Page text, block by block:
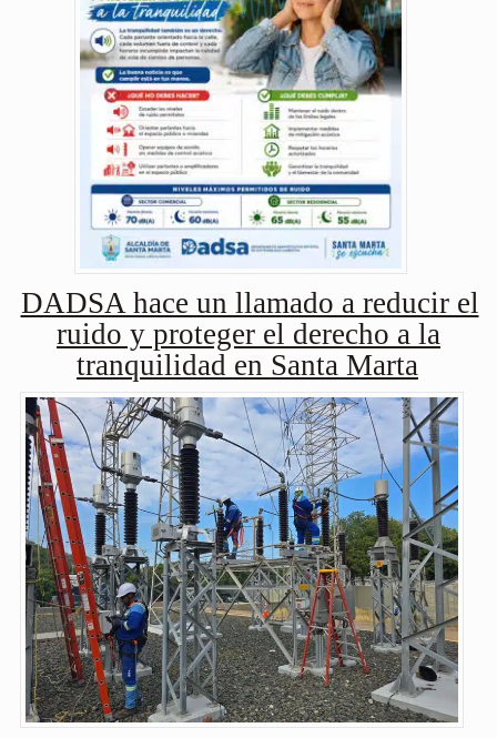
DADSA hace un llamado a reducir el
ruido y proteger el derecho a la
tranquilidad en Santa Marta